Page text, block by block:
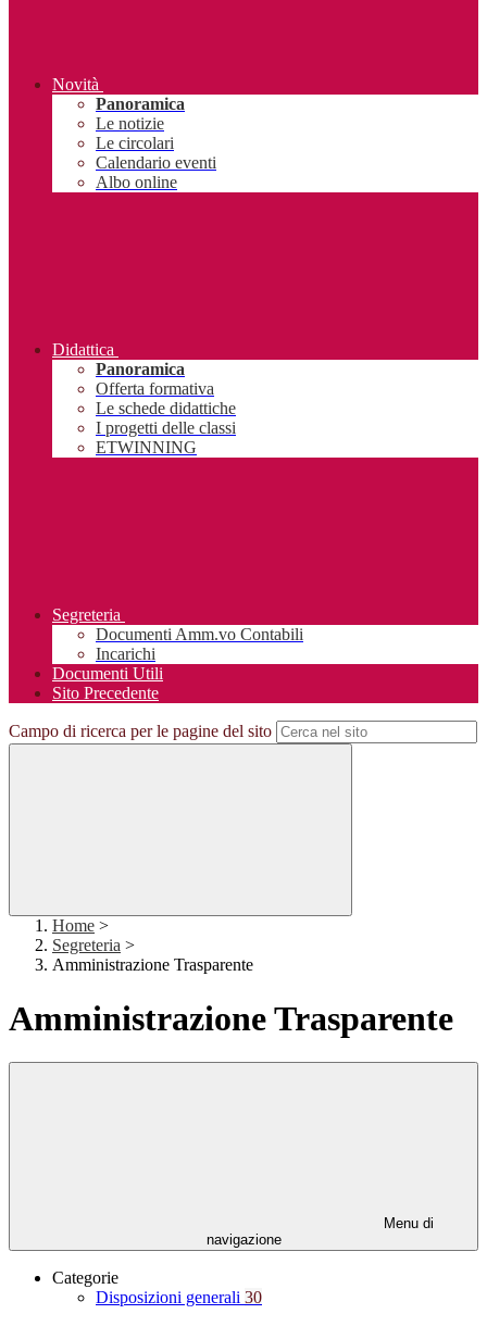
Novità
Panoramica
Le notizie
Le circolari
Calendario eventi
Albo online
Didattica
Panoramica
Offerta formativa
Le schede didattiche
I progetti delle classi
ETWINNING
Segreteria
Documenti Amm.vo Contabili
Incarichi
Documenti Utili
Sito Precedente
Campo di ricerca per le pagine del sito
Home >
Segreteria >
Amministrazione Trasparente
Amministrazione Trasparente
Menu di
navigazione
Categorie
Disposizioni generali 30